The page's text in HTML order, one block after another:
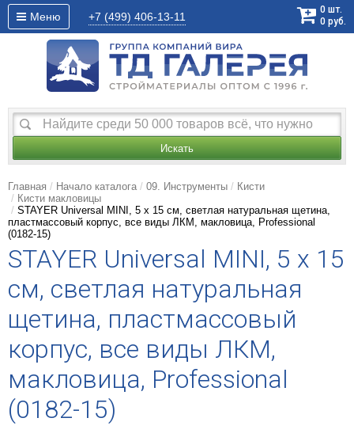
Меню +7 (499) 406-13-11
0 шт.
0 руб.
Искать
Главная Начало каталога 09. Инструменты
Кисти
Кисти макловицы
STAYER Universal MINI, 5 х 15 см, светлая натуральная щетина,
пластмассовый корпус, все виды ЛКМ, макловица, Professional
(0182-15)
STAYER Universal MINI, 5 х 15
см, светлая натуральная
щетина, пластмассовый
корпус, все виды ЛКМ,
макловица, Professional
(0182-15)